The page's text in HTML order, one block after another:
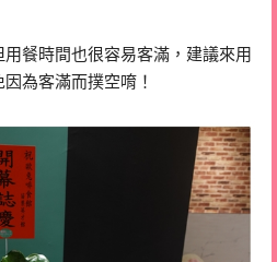
餐時間也很容易客滿，建議來用
為客滿而撲空唷！